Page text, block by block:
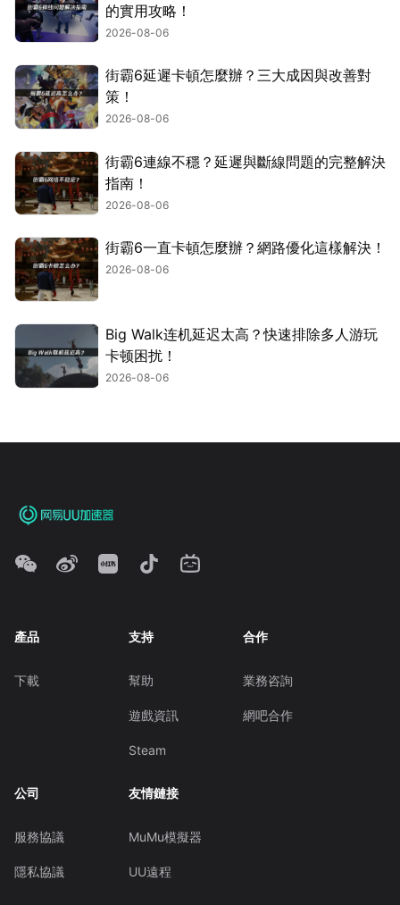
的實用攻略！
2026-08-06
街霸6延遲卡頓怎麼辦？三大成因與改善對
策！
2026-08-06
街霸6連線不穩？延遲與斷線問題的完整解決
指南！
2026-08-06
街霸6一直卡頓怎麼辦？網路優化這樣解決！
2026-08-06
Big Walk连机延迟太高？快速排除多人游玩
卡顿困扰！
2026-08-06
產品
下載
支持
幫助
遊戲資訊
Steam
合作
業務咨詢
網吧合作
公司
服務協議
隱私協議
友情鏈接
MuMu模擬器
UU遠程